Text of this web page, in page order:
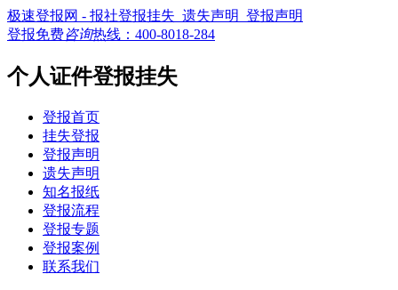
极速登报网 - 报社登报挂失_遗失声明_登报声明
登报免费咨询热线： 400-8018-284
个人证件登报挂失
登报首页
挂失登报
登报声明
遗失声明
知名报纸
登报流程
登报专题
登报案例
联系我们